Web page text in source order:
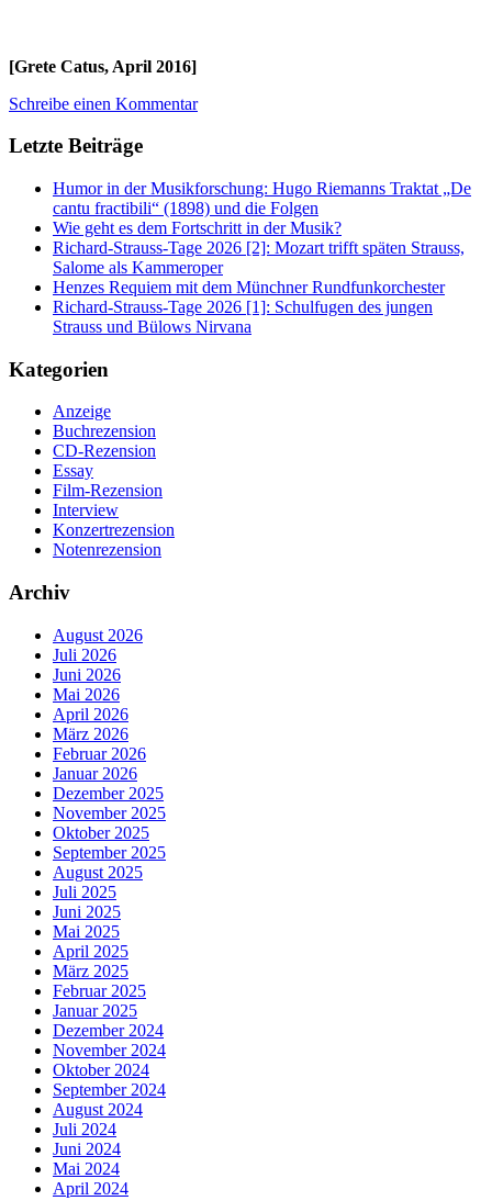
[Grete Catus, April 2016]
Schreibe einen Kommentar
Letzte Beiträge
Humor in der Musikforschung: Hugo Riemanns Traktat „De
cantu fractibili“ (1898) und die Folgen
Wie geht es dem Fortschritt in der Musik?
Richard-Strauss-Tage 2026 [2]: Mozart trifft späten Strauss,
Salome als Kammeroper
Henzes Requiem mit dem Münchner Rundfunkorchester
Richard-Strauss-Tage 2026 [1]: Schulfugen des jungen
Strauss und Bülows Nirvana
Kategorien
Anzeige
Buchrezension
CD-Rezension
Essay
Film-Rezension
Interview
Konzertrezension
Notenrezension
Archiv
August 2026
Juli 2026
Juni 2026
Mai 2026
April 2026
März 2026
Februar 2026
Januar 2026
Dezember 2025
November 2025
Oktober 2025
September 2025
August 2025
Juli 2025
Juni 2025
Mai 2025
April 2025
März 2025
Februar 2025
Januar 2025
Dezember 2024
November 2024
Oktober 2024
September 2024
August 2024
Juli 2024
Juni 2024
Mai 2024
April 2024